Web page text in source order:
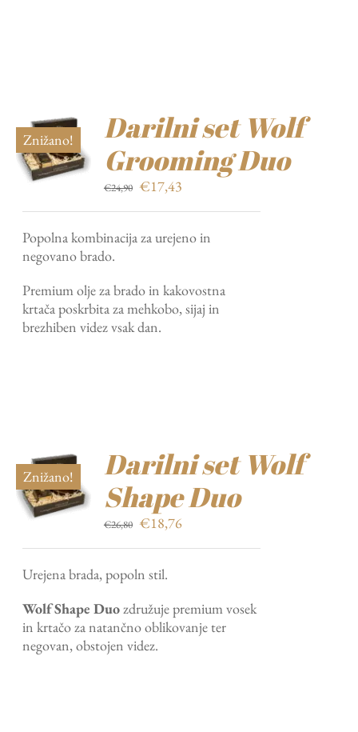
Znižano!
Darilni set Wolf
Grooming Duo
€24,90 Izvirna
bila:
€17,43
€17,43.
Popolna kombinacija za urejeno in
negovano brado.
Premium olje za brado in kakovostna
krtača poskrbita za mehkobo, sijaj in
brezhiben videz vsak dan.
Znižano!
Darilni set Wolf
Shape Duo
€26,80 Izvirna
bila:
€18,76Trenutna
Urejena brada, popoln stil.
Wolf Shape Duozdružuje premium vosek
in krtačo za natančno oblikovanje ter
negovan, obstojen videz.